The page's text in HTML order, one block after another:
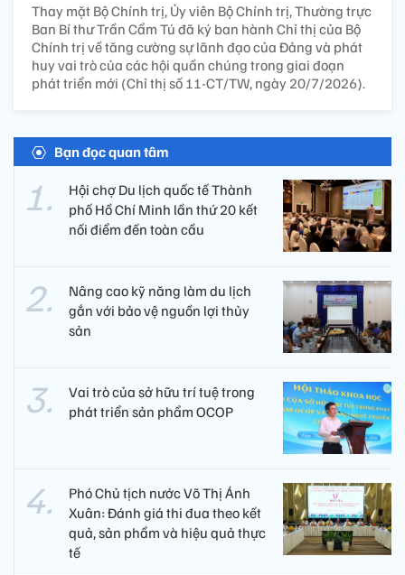
Thay mặt Bộ Chính trị, Ủy viên Bộ Chính trị, Thường trực
Ban Bí thư Trần Cẩm Tú đã ký ban hành Chỉ thị của Bộ
Chính trị về tăng cường sự lãnh đạo của Đảng và phát
huy vai trò của các hội quần chúng trong giai đoạn
phát triển mới (Chỉ thị số 11-CT/TW, ngày 20/7/2026).
Bạn đọc quan tâm
Hội chợ Du lịch quốc tế Thành
phố Hồ Chí Minh lần thứ 20 kết
nối điểm đến toàn cầu
Nâng cao kỹ năng làm du lịch
gắn với bảo vệ nguồn lợi thủy
sản
Vai trò của sở hữu trí tuệ trong
phát triển sản phẩm OCOP
Phó Chủ tịch nước Võ Thị Ánh
Xuân: Đánh giá thi đua theo kết
quả, sản phẩm và hiệu quả thực
tế